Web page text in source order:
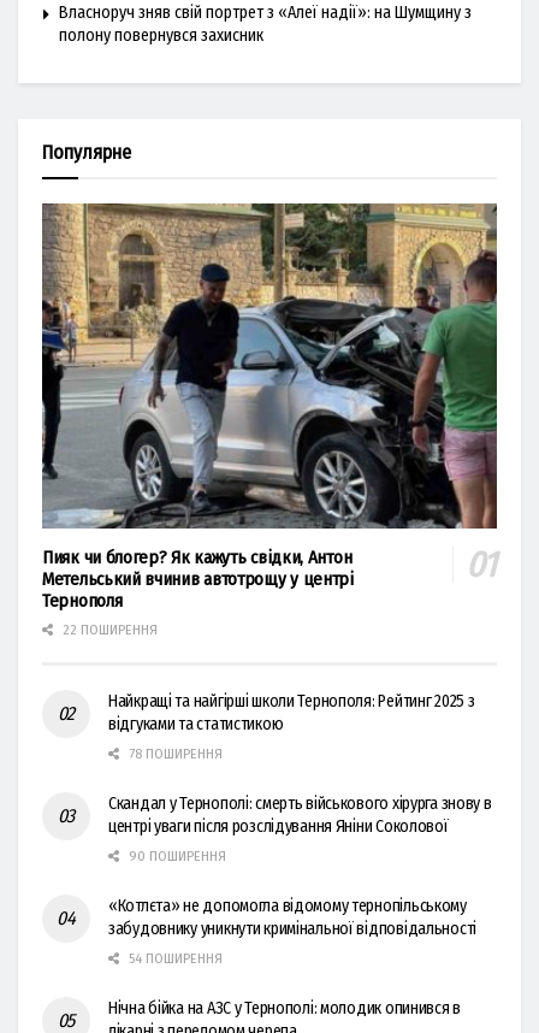
Власноруч зняв свій портрет з «Алеї надії»: на Шумщину з
полону повернувся захисник
Популярне
Пияк чи блогер? Як кажуть свідки, Антон
Метельський вчинив автотрощу у центрі
Тернополя
22 ПОШИРЕННЯ
Найкращі та найгірші школи Тернополя: Рейтинг 2025 з
відгуками та статистикою
78 ПОШИРЕННЯ
Скандал у Тернополі: смерть військового хірурга знову в
центрі уваги після розслідування Яніни Соколової
90 ПОШИРЕННЯ
«Котлєта» не допомогла відомому тернопільському
забудовнику уникнути кримінальної відповідальності
54 ПОШИРЕННЯ
Нічна бійка на АЗС у Тернополі: молодик опинився в